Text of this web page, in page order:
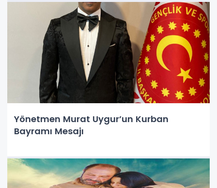
Yönetmen Murat Uygur’un Kurban
Bayramı Mesajı